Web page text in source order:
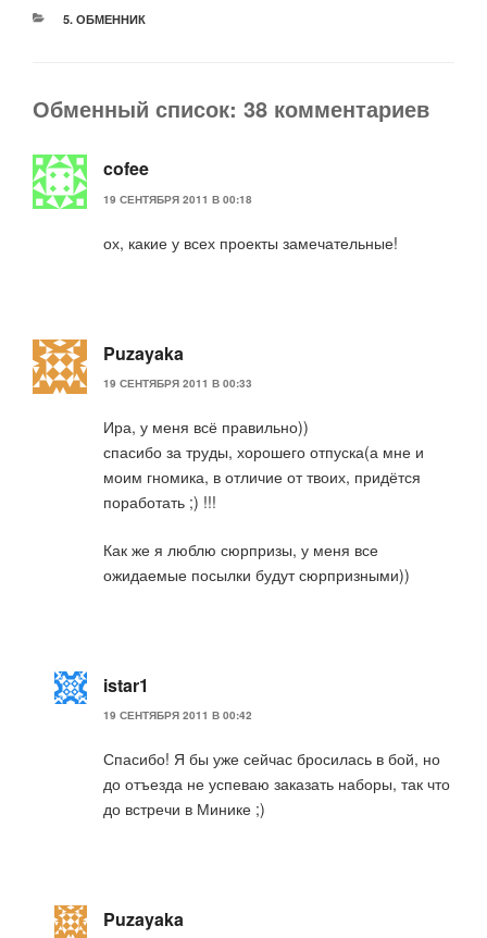
РУБРИКИ
5. ОБМЕННИК
Обменный список: 38 комментариев
cofee
19 СЕНТЯБРЯ 2011 В 00:18
ох, какие у всех проекты замечательные!
Puzayaka
19 СЕНТЯБРЯ 2011 В 00:33
Ира, у меня всё правильно))
спасибо за труды, хорошего отпуска(а мне и
моим гномика, в отличие от твоих, придётся
поработать ;) !!!
Как же я люблю сюрпризы, у меня все
ожидаемые посылки будут сюрпризными))
istar1
19 СЕНТЯБРЯ 2011 В 00:42
Спасибо! Я бы уже сейчас бросилась в бой, но
до отъезда не успеваю заказать наборы, так что
до встречи в Минике ;)
Puzayaka